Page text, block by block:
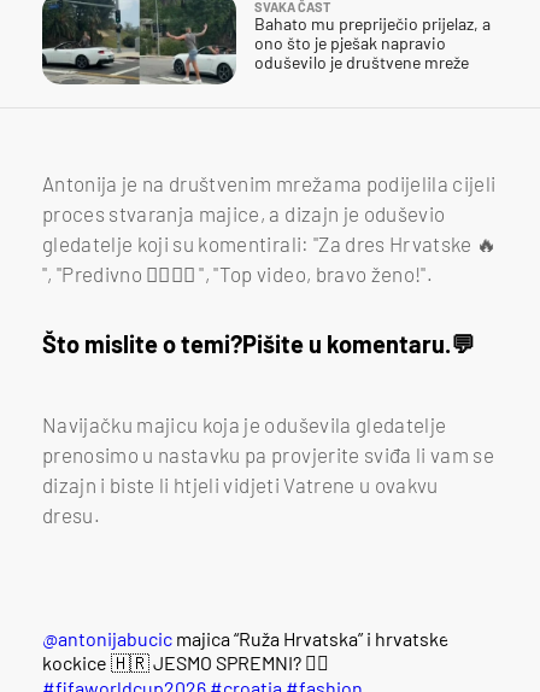
SVAKA ČAST
Bahato mu prepriječio prijelaz, a
ono što je pješak napravio
oduševilo je društvene mreže
Antonija je na društvenim mrežama podijelila cijeli
proces stvaranja majice, a dizajn je oduševio
gledatelje koji su komentirali: "Za dres Hrvatske 🔥
", "Predivno ❤️‍🔥❤️‍🔥 ", "Top video, bravo ženo!".
Što mislite o temi?Pišite u komentaru.
Navijačku majicu koja je oduševila gledatelje
prenosimo u nastavku pa provjerite sviđa li vam se
dizajn i biste li htjeli vidjeti Vatrene u ovakvu
dresu.
@antonijabucic majica “Ruža Hrvatska” i hrvatske
kockice 🇭🇷 JESMO SPREMNI? ❤️‍🔥